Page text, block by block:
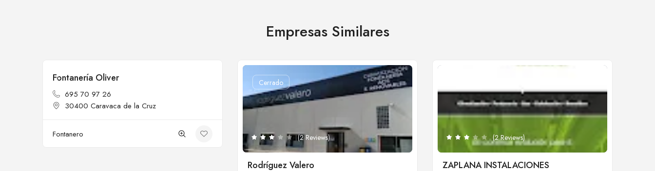
Empresas Similares
Cerrado
Fontanería Oliver
695 70 97 26
30400 Caravaca de la Cruz
Fontanero
Cerrado
(2 Reviews)
Rodríguez Valero
(2 Reviews)
ZAPLANA INSTALACIONES